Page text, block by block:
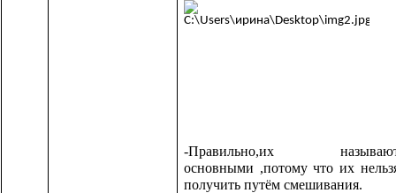
-Правильно,их
основными ,потому что их
получить путём смешивания.